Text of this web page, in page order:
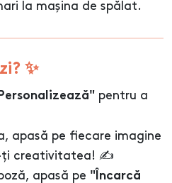
la mașina de spălat.
✨
pentru a
apasă pe fiecare imagine
ți creativitatea! ✍️
apasă pe "Încarcă